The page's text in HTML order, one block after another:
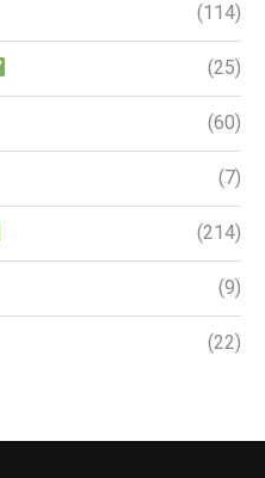
(114)
(25)
(60)
(7)
(214)
(9)
(22)